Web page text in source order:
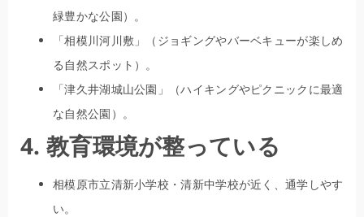
緑豊かな公園）。
「相模川河川敷」（ジョギングやバーベキューが楽しめ
る自然スポット）。
「津久井湖城山公園」（ハイキングやピクニックに最適
な自然公園）。
4. 教育環境が整っている
相模原市立清新小学校・清新中学校が近く、通学しやす
い。